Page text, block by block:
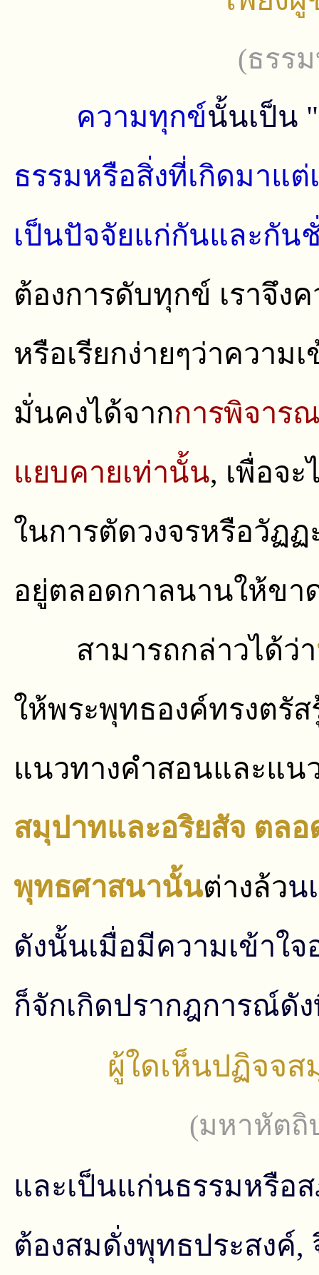
(ธรร
ความทุกข์นั้นเป็น "
ธรรมหรือสิ่งที่เกิดมาแ
เป็นปัจจัยแก่กันและกัน
ต้องการดับทุกข์ เราจึง
หรือเรียกง่ายๆว่าความ
มั่นคงได้จากการพิจาร
แยบคายเท่านั้น, เพื่อจะ
ในการตัดวงจรหรือวัฏ
อยู่ตลอดกาลนานให้ขา
สามารถกล่าวได้ว่า
ให้พระพุทธองค์ทรงตรัส
แนวทางคําสอนและแ
สมุปาทและอริยสัจ ตล
พุทธศาสนานั้นต่างล้วน
ดังนั้นเมื่อมีความเข้าใจ
ก็จักเกิดปรากฎการณ์ดั
ผู้ใดเห็นปฏิจจ
(มหาหัตถิ
และเป็นแก่นธรรมหรือ
ต้องสมดั่งพุทธประสงค์,